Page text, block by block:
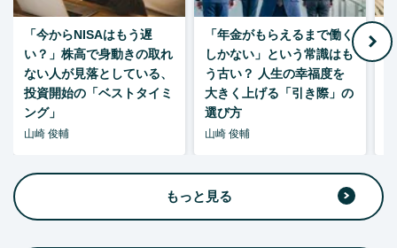
「今からNISAはもう遅
い？」株高で身動きの取れ
ない人が見落としている、
投資開始の「ベストタイミ
ング」
山崎 俊輔
「年金がもらえるまで働く
しかない」という常識はも
う古い？ 人生の幸福度を
大きく上げる「引き際」の
選び方
山崎 俊輔
もっと見る